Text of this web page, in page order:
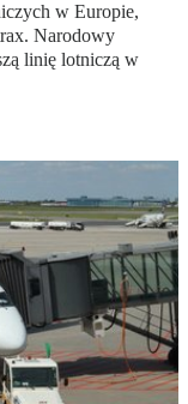
w Europie,
Narodowy
linię lotniczą w